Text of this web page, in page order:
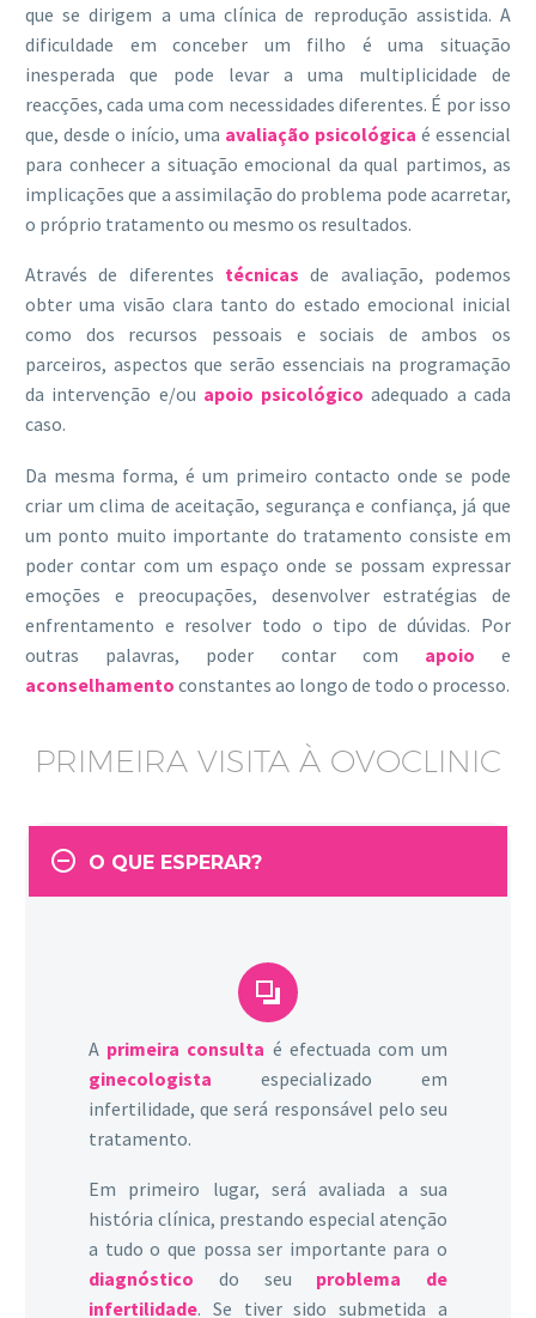
que se dirigem a uma clínica de reprodução assistida. A
dificuldade em conceber um filho é uma situação
inesperada que pode levar a uma multiplicidade de
reacções, cada uma com necessidades diferentes. É por isso
que, desde o início, uma avaliação psicológica é essencial
para conhecer a situação emocional da qual partimos, as
implicações que a assimilação do problema pode acarretar,
o próprio tratamento ou mesmo os resultados.
Através de diferentes técnicas de avaliação, podemos
obter uma visão clara tanto do estado emocional inicial
como dos recursos pessoais e sociais de ambos os
parceiros, aspectos que serão essenciais na programação
da intervenção e/ou apoio psicológico adequado a cada
caso.
Da mesma forma, é um primeiro contacto onde se pode
criar um clima de aceitação, segurança e confiança, já que
um ponto muito importante do tratamento consiste em
poder contar com um espaço onde se possam expressar
emoções e preocupações, desenvolver estratégias de
enfrentamento e resolver todo o tipo de dúvidas. Por
outras palavras, poder contar com apoio e
aconselhamento constantes ao longo de todo o processo.
PRIMEIRA VISITA À OVOCLINIC
O QUE ESPERAR?


A primeira consulta é efectuada com um
ginecologista especializado em
infertilidade, que será responsável pelo seu
tratamento.
Em primeiro lugar, será avaliada a sua
história clínica, prestando especial atenção
a tudo o que possa ser importante para o
diagnóstico do seu problema de
infertilidade. Se tiver sido submetida a